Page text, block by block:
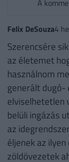
A
Felix DeSouza4
Szerencsére
az életemet
használnom
generált
elviselhetetlen
belüli ingázás
az
éljenek az
zöldövezetek